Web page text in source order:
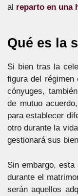
al reparto en una
Qué es la
Si bien tras la
figura del régimen
cónyuges,
de mutuo
para establecer
otro durante la
gestionará sus
Sin embargo,
durante el
serán aquellos